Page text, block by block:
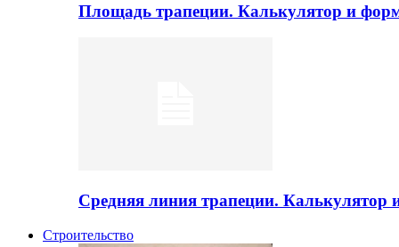
Площадь трапеции. Калькулятор и
Средняя линия трапеции.
Строительство